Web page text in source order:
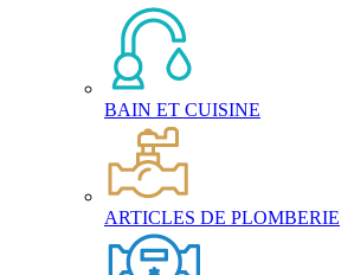
BAIN ET CUISINE
ARTICLES DE PLOMBERIE